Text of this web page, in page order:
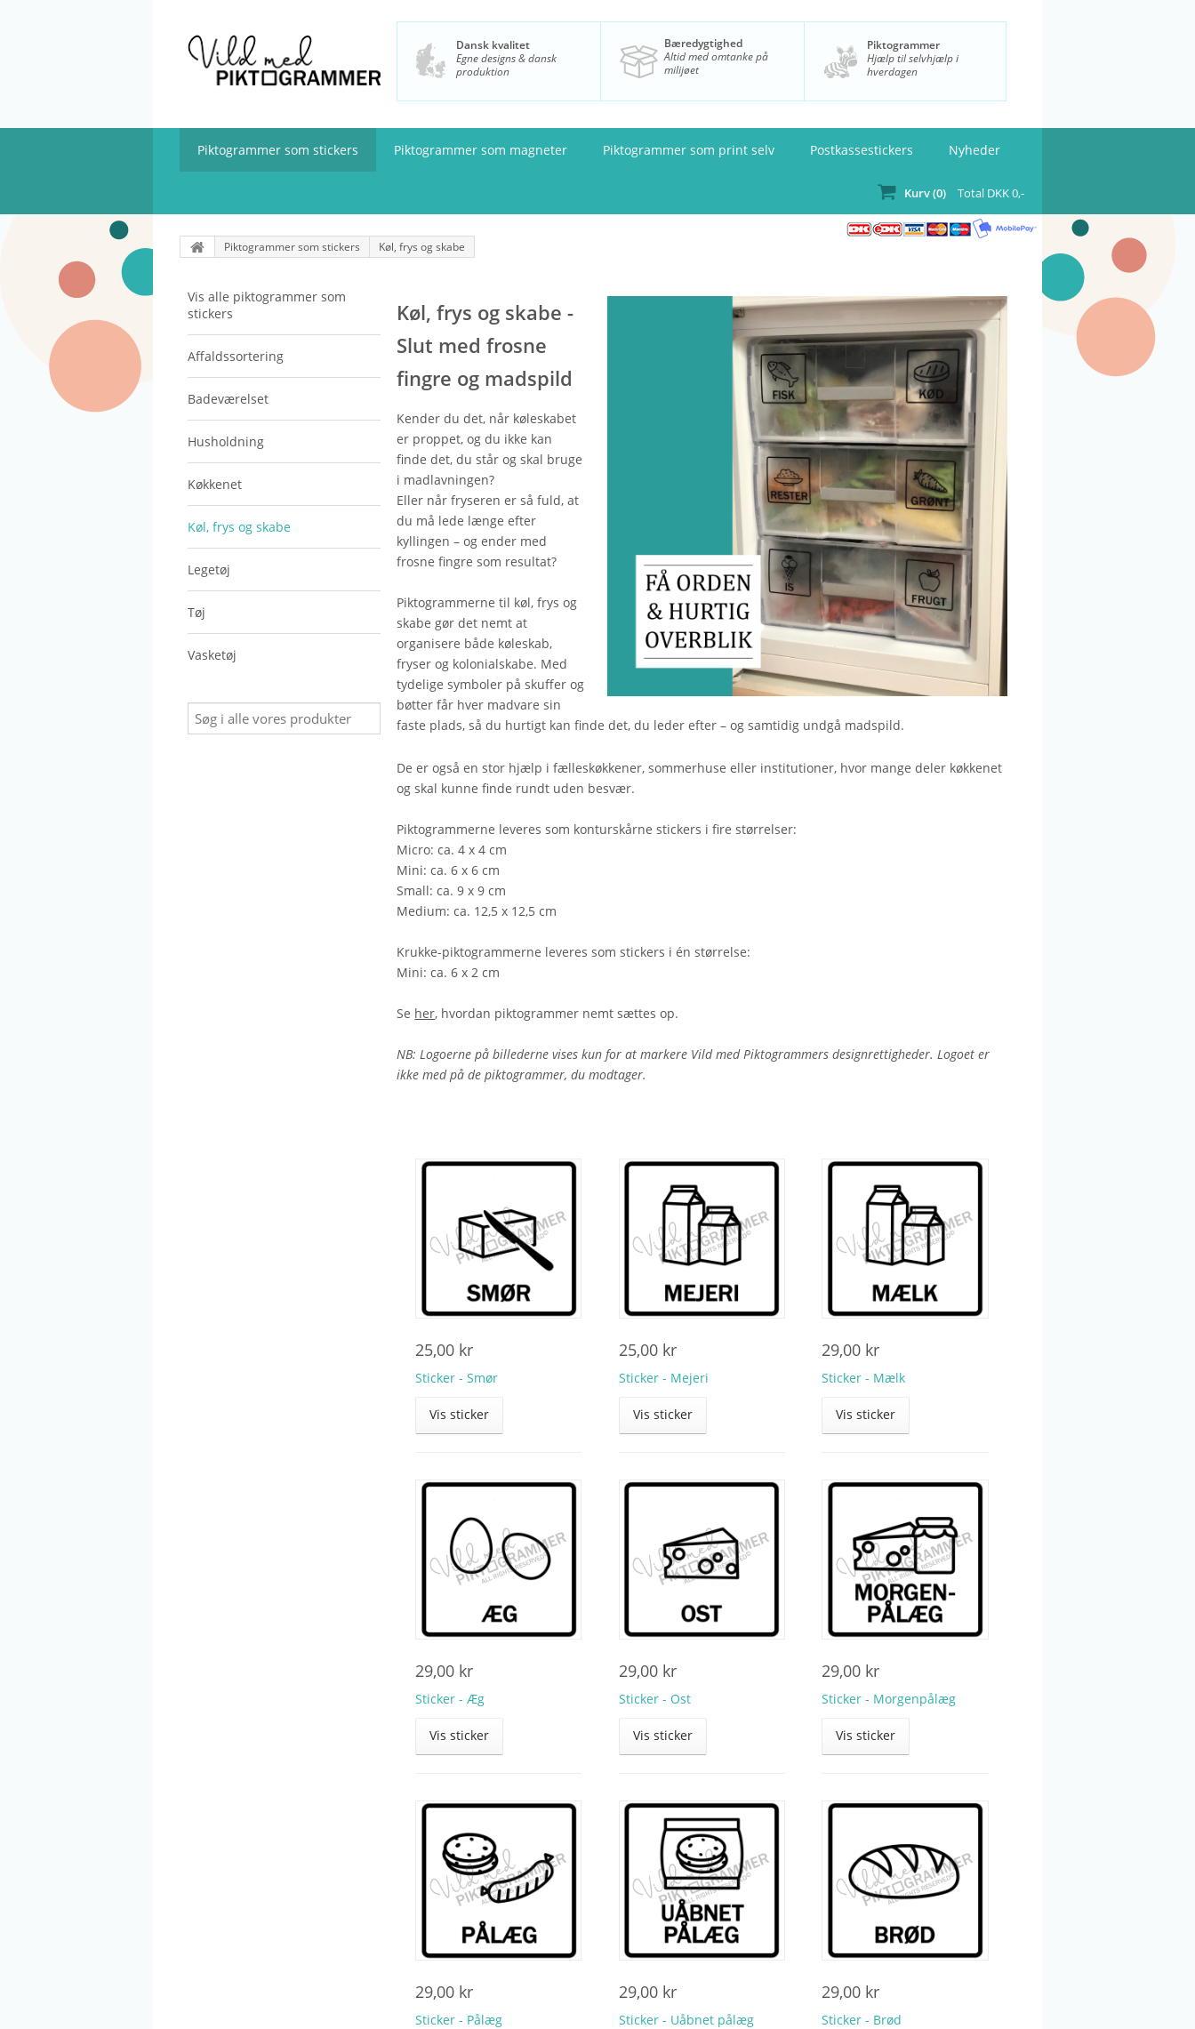
Dansk kvalitet
Egne designs & dansk
produktion
Bæredygtighed
Altid med omtanke på
milijøet
Piktogrammer
Hjælp til selvhjælp i
hverdagen
Piktogrammer som stickers Piktogrammer som magneter Piktogrammer som print selv Postkassestickers Nyheder
Kurv (0) Total DKK0,-
Piktogrammer som stickers Køl, frys og skabe
Vis alle piktogrammer som
stickers
Affaldssortering
Badeværelset
Husholdning
Køkkenet
Køl, frys og skabe
Legetøj
Tøj
Vasketøj
Køl, frys og skabe -
Slut med frosne
fingre og madspild
Kender du det, når køleskabet
er proppet, og du ikke kan
finde det, du står og skal bruge
i madlavningen?
Eller når fryseren er så fuld, at
du må lede længe efter
kyllingen – og ender med
frosne fingre som resultat?
Piktogrammerne til køl, frys og
skabe gør det nemt at
organisere både køleskab,
fryser og kolonialskabe. Med
tydelige symboler på skuffer og
bøtter får hver madvare sin
faste plads, så du hurtigt kan finde det, du leder efter – og samtidig undgå madspild.
De er også en stor hjælp i fælleskøkkener, sommerhuse eller institutioner, hvor mange deler køkkenet
og skal kunne finde rundt uden besvær.
Piktogrammerne leveres som konturskårne stickers i fire størrelser:
Micro: ca. 4 x 4 cm
Mini: ca. 6 x 6 cm
Small: ca. 9 x 9 cm
Medium: ca. 12,5 x 12,5 cm
Krukke-piktogrammerne leveres som stickers i én størrelse:
Mini: ca. 6 x 2 cm
Se her, hvordan piktogrammer nemt sættes op.
NB: Logoerne på billederne vises kun for at markere Vild med Piktogrammers designrettigheder. Logoet er
ikke med på de piktogrammer, du modtager.
25,00kr
Sticker - Smør
Vis sticker
25,00kr
Sticker - Mejeri
Vis sticker
29,00 kr
Sticker - Mælk
Vis sticker
29,00kr
Sticker - Æg
Vis sticker
29,00kr
Sticker - Ost
Vis sticker
29,00 kr
Sticker - Morgenpålæg
Vis sticker
29,00kr
Sticker - Pålæg
29,00kr
Sticker - Uåbnet pålæg
29,00 kr
Sticker - Brød